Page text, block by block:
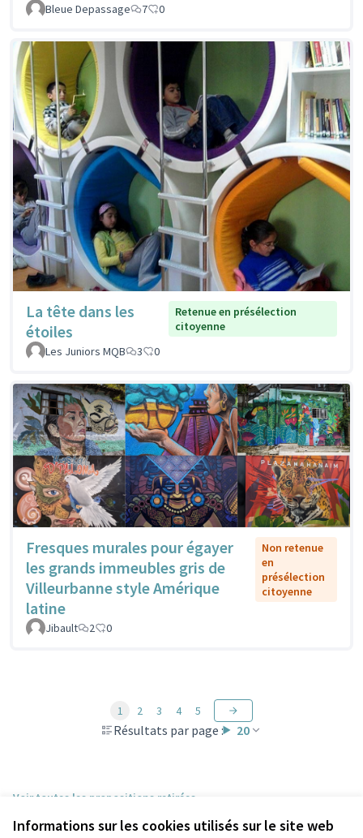
Informations sur les cookies utilisés sur le site web
Bleue Depassage
7 0
La tête dans les
étoiles
Retenue en présélection
citoyenne
Les Juniors MQB
3 0
Fresques murales pour égayer
les grands immeubles gris de
Villeurbanne style Amérique
latine
Non retenue
en
présélection
citoyenne
Jibault 2 0
Résultats par page : 20
1 2 3 4 5
Voir toutes les propositions retirées